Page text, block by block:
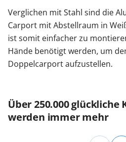
Verglichen mit Stahl sind die
Carport mit Abstellraum in
ist somit einfacher zu
Hände benötigt werden, um
Doppelcarport aufzustellen.
Über 250.000 glückliche
werden immer mehr